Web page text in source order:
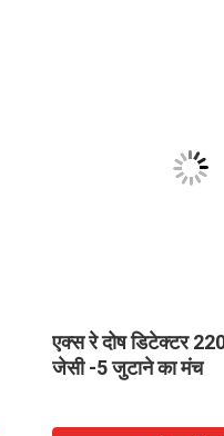
एक्स रे दोष डिटेक्टर
जेसी -5 जुटाने का मंच